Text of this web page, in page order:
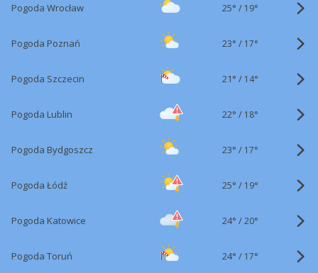
Pogoda Wrocław 25° / 19°
Pogoda Poznań 23° / 17°
Pogoda Szczecin 21° / 14°
Pogoda Lublin 22° / 18°
Pogoda Bydgoszcz 23° / 17°
Pogoda Łódź 25° / 19°
Pogoda Katowice 24° /20°
Pogoda Toruń 24° / 17°